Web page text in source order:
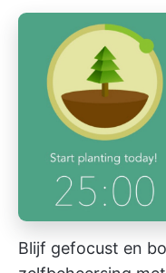
Blijf gefocust en